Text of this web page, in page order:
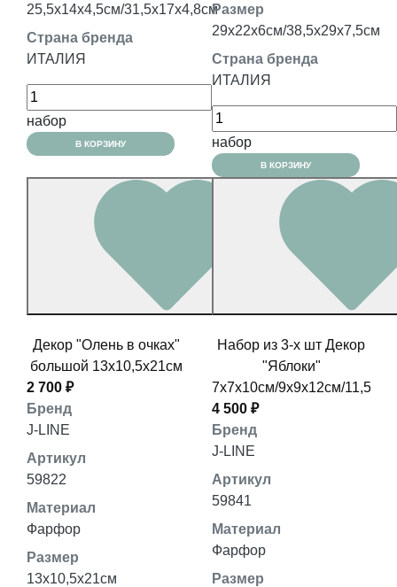
25,5x14x4,5см/31,5x17x4,8см
Страна бренда
ИТАЛИЯ
набор
В КОРЗИНУ
Размер
29x22x6см/38,5x29x7,5см
Страна бренда
ИТАЛИЯ
набор
В КОРЗИНУ
Декор "Олень в очках"
большой 13x10,5x21см
2 700 ₽
Бренд
J-LINE
Артикул
59822
Материал
Фарфор
Размер
13x10,5x21см
Набор из 3-х шт Декор
"Яблоки"
7x7x10см/9х9х12см/
4 500 ₽
Бренд
J-LINE
Артикул
59841
Материал
Фарфор
Размер